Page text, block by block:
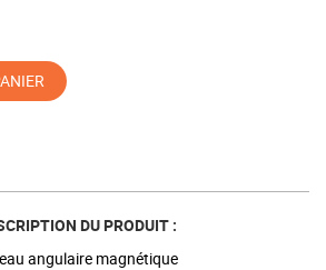
DU PRODUIT :
angulaire magnétique